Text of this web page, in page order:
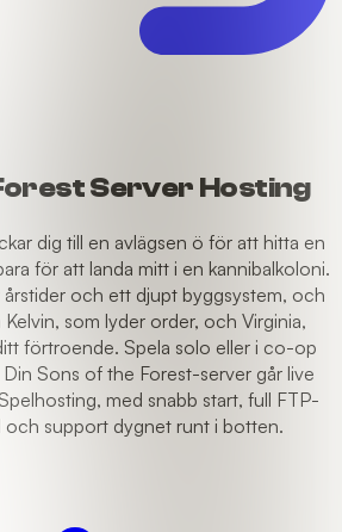
Server Hosting
dig till en avlägsen ö för att hitta en
för att landa mitt i en kannibalkoloni.
och ett djupt byggsystem, och
som lyder order, och Virginia,
förtroende. Spela solo eller i co-op
Sons of the Forest-server går live
med snabb start, full FTP-
och support dygnet runt i botten.